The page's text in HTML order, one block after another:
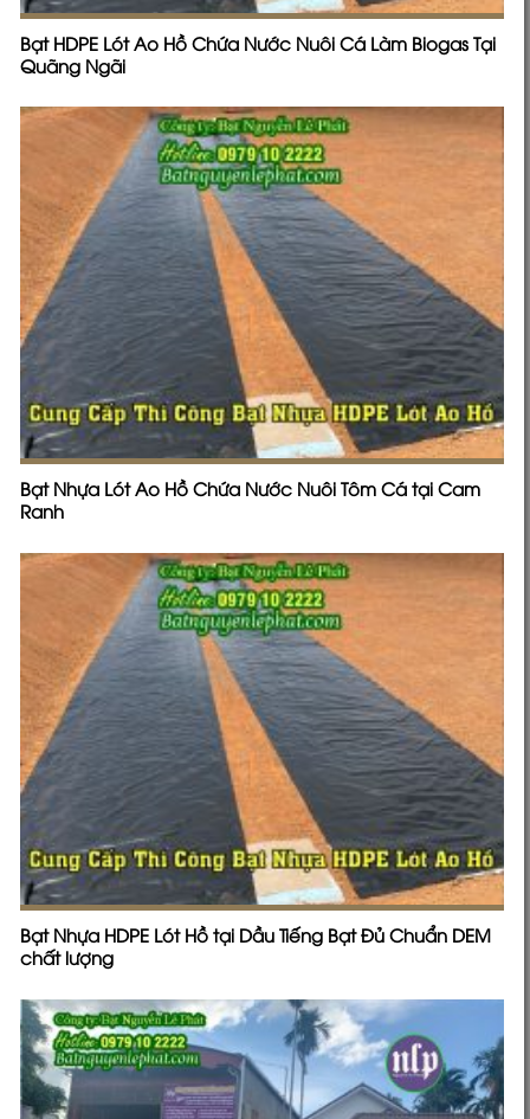
Bạt HDPE Lót Ao Hồ Chứa Nước Nuôi Cá Làm Biogas Tại
Quãng Ngãi
Bạt Nhựa Lót Ao Hồ Chứa Nước Nuôi Tôm Cá tại Cam
Ranh
Bạt Nhựa HDPE Lót Hồ tại Dầu Tiếng Bạt Đủ Chuẩn DEM
chất lượng